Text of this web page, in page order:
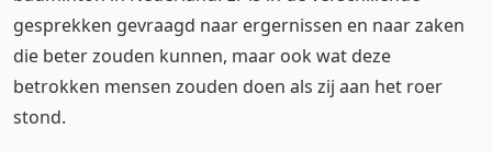
gesprekken gevraagd naar ergernissen en naar zaken
die beter zouden kunnen, maar ook wat deze
betrokken mensen zouden doen als zij aan het roer
stond.